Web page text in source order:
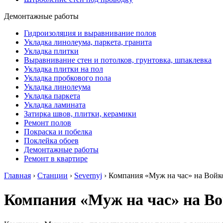
Демонтажные работы
Гидроизоляция и выравнивание полов
Укладка линолеума, паркета, гранита
Укладка плитки
Выравнивание стен и потолков, грунтовка, шпаклевка
Укладка плитки на пол
Укладка пробкового пола
Укладка линолеума
Укладка паркета
Укладка ламината
Затирка швов, плитки, керамики
Ремонт полов
Покраска и побелка
Поклейка обоев
Демонтажные работы
Ремонт в квартире
Главная › Станции › Severnyj › Компания «Муж на час» на
Компания «Муж на час» на